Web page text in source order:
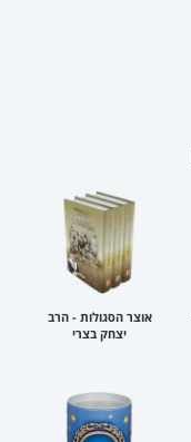
אוצר הסגולות - הרב
יצחק בצרי